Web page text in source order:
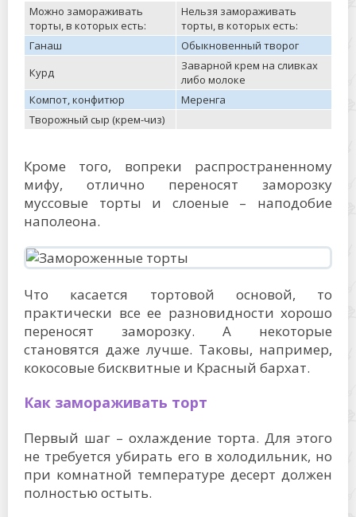
Можно замораживать
торты, в которых есть:
Нельзя замораживать
торты, в которых есть:
Ганаш
Обыкновенный творог
Курд
Заварной крем на сливках
либо молоке
Компот, конфитюр
Меренга
Творожный сыр (крем-чиз)
Кроме того, вопреки распространенному
мифу, отлично переносят заморозку
муссовые торты и слоеные – наподобие
наполеона.
Что касается тортовой основой, то
практически все ее разновидности хорошо
переносят заморозку. А некоторые
становятся даже лучше. Таковы, например,
кокосовые бисквитные и Красный бархат.
Как замораживать торт
Первый шаг – охлаждение торта. Для этого
не требуется убирать его в холодильник, но
при комнатной температуре десерт должен
полностью остыть.